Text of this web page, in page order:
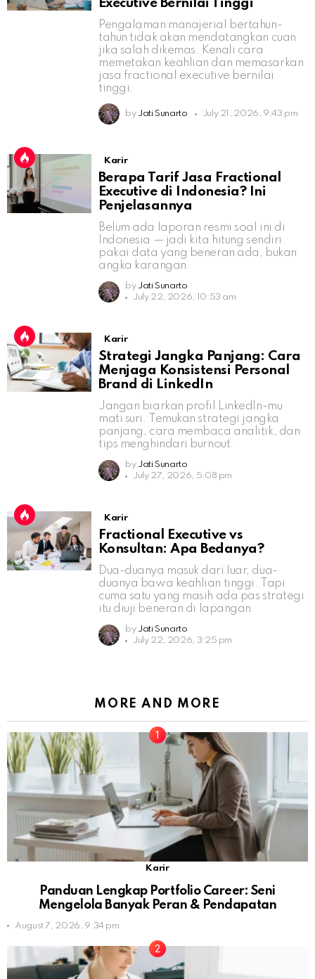
Executive Bernilai Tinggi
Pengalaman manajerial bertahun-
tahun tidak akan mendatangkan cuan
jika salah dikemas. Kenali cara
memetakan keahlian dan memasarkan
jasa fractional executive bernilai
tinggi.
by Jati Sunarto July 21, 2026, 9:43 pm
Karir
Berapa Tarif Jasa Fractional
Executive di Indonesia? Ini
Penjelasannya
Belum ada laporan resmi soal ini di
Indonesia — jadi kita hitung sendiri
pakai data yang beneran ada, bukan
angka karangan.
by Jati Sunarto
July 22, 2026, 10:53 am
Karir
Strategi Jangka Panjang: Cara
Menjaga Konsistensi Personal
Brand di LinkedIn
Jangan biarkan profil LinkedIn-mu
mati suri. Temukan strategi jangka
panjang, cara membaca analitik, dan
tips menghindari burnout.
by Jati Sunarto
July 27, 2026, 5:08 pm
Karir
Fractional Executive vs
Konsultan: Apa Bedanya?
Dua-duanya masuk dari luar, dua-
duanya bawa keahlian tinggi. Tapi
cuma satu yang masih ada pas strategi
itu diuji beneran di lapangan.
by Jati Sunarto
July 22, 2026, 3:25 pm
MORE AND MORE
Karir
Panduan Lengkap Portfolio Career: Seni
Mengelola Banyak Peran & Pendapatan
August 7, 2026, 9:34 pm